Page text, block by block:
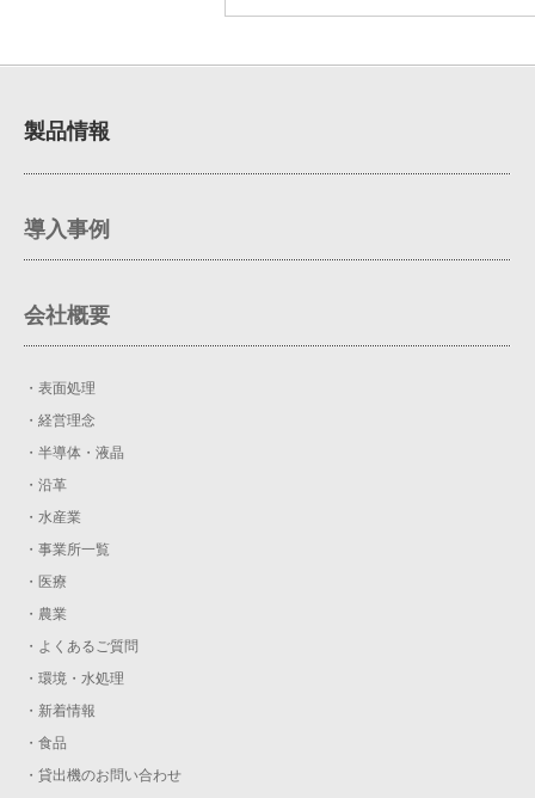
製品情報
導入事例
会社概要
・表面処理
・経営理念
・半導体・液晶
・沿革
・水産業
・事業所一覧
・医療
・農業
・よくあるご質問
・環境・水処理
・新着情報
・食品
・貸出機のお問い合わせ